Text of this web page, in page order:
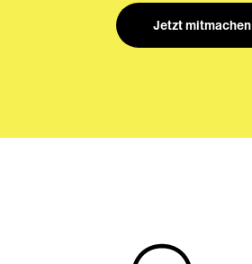
Jetzt mitmachen